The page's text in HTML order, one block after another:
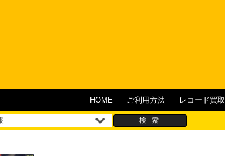
HOME ご利用方法 レコード買取